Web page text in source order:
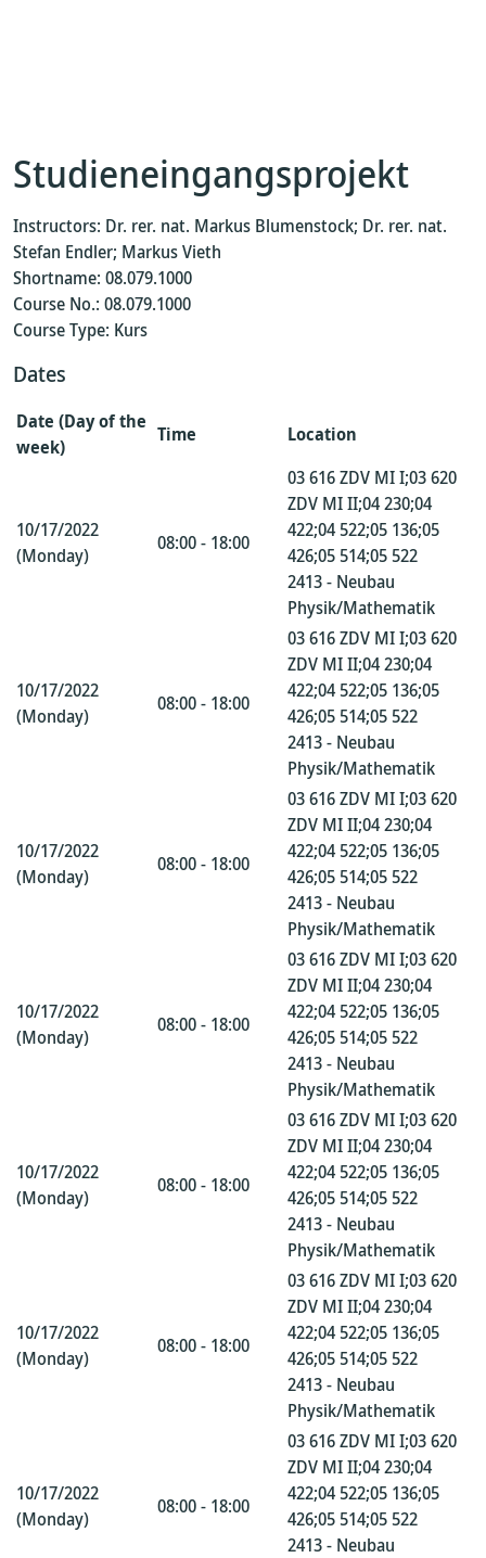
Studieneingangsprojekt
Instructors: Dr. rer. nat. Markus Blumenstock; Dr. rer. nat.
Stefan Endler; Markus Vieth
Shortname: 08.079.1000
Course No.: 08.079.1000
Course Type: Kurs
Dates
Date (Day of the
week)
Time Location
10/17/2022
(Monday)
08:00 - 18:00
03 616 ZDV MI I;03 620
ZDV MI II;04 230;04
422;04 522;05 136;05
426;05 514;05 522
2413 - Neubau
Physik/Mathematik
10/17/2022
(Monday)
08:00 - 18:00
03 616 ZDV MI I;03 620
ZDV MI II;04 230;04
422;04 522;05 136;05
426;05 514;05 522
2413 - Neubau
Physik/Mathematik
10/17/2022
(Monday)
08:00 - 18:00
03 616 ZDV MI I;03 620
ZDV MI II;04 230;04
422;04 522;05 136;05
426;05 514;05 522
2413 - Neubau
Physik/Mathematik
10/17/2022
(Monday)
08:00 - 18:00
03 616 ZDV MI I;03 620
ZDV MI II;04 230;04
422;04 522;05 136;05
426;05 514;05 522
2413 - Neubau
Physik/Mathematik
10/17/2022
(Monday)
08:00 - 18:00
03 616 ZDV MI I;03 620
ZDV MI II;04 230;04
422;04 522;05 136;05
426;05 514;05 522
2413 - Neubau
Physik/Mathematik
10/17/2022
(Monday)
08:00 - 18:00
03 616 ZDV MI I;03 620
ZDV MI II;04 230;04
422;04 522;05 136;05
426;05 514;05 522
2413 - Neubau
Physik/Mathematik
10/17/2022
(Monday)
08:00 - 18:00
03 616 ZDV MI I;03 620
ZDV MI II;04 230;04
422;04 522;05 136;05
426;05 514;05 522
2413 - Neubau